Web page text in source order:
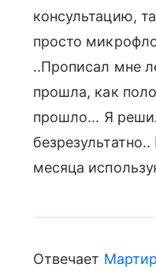
консультацию,
просто
..Прописал мне
прошла, как
прошло... Я
месяца
Отвечает